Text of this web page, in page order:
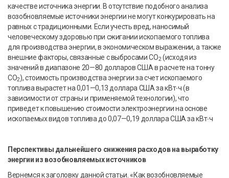
качестве источника энергии. В отсутствие подобного анализа
возобновляемые источники энергии не могут конкурировать на
равных с традиционными. Если учесть вред, наносимый
человеческому здоровью при сжигании ископаемого топлива
для производства энергии, в экономическом выражении, а также
внешние факторы, связанные с выбросами CO2 (исходя из
значений в диапазоне 20—80 долларов США в расчете на тонну
CO2), стоимость производства энергии за счет ископаемого
топлива вырастет на 0,01—0,13 доллара США за кВт∙ч (в
зависимости от страны и применяемой технологии), что
приведет к повышению стоимости электроэнергии на основе
ископаемых видов топлива до 0,07—0,19 доллара США за кВт∙ч
Перспективы дальнейшего снижения расходов на выработку
энергии из возобновляемых источников
Вернемся к заголовку данной статьи. «Как возобновляемые